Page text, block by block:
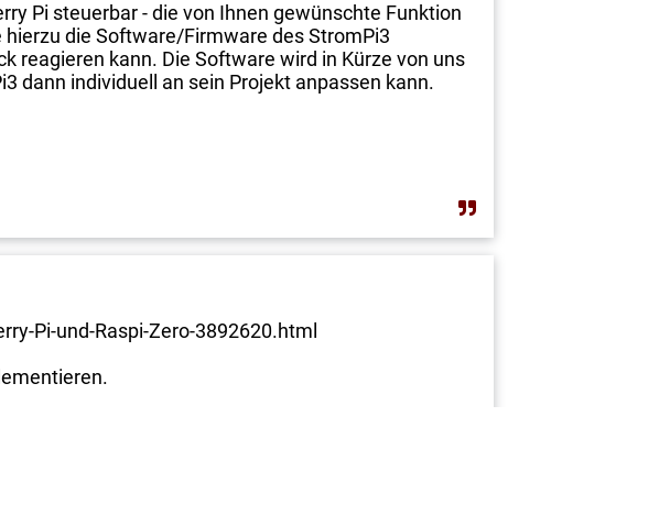
Pi steuerbar - die von Ihnen gewünschte Funktion
die Software/Firmware des StromPi3
reagieren kann. Die Software wird in Kürze von uns
dann individuell an sein Projekt anpassen kann.
Pi-und-Raspi-Zero-3892620.html